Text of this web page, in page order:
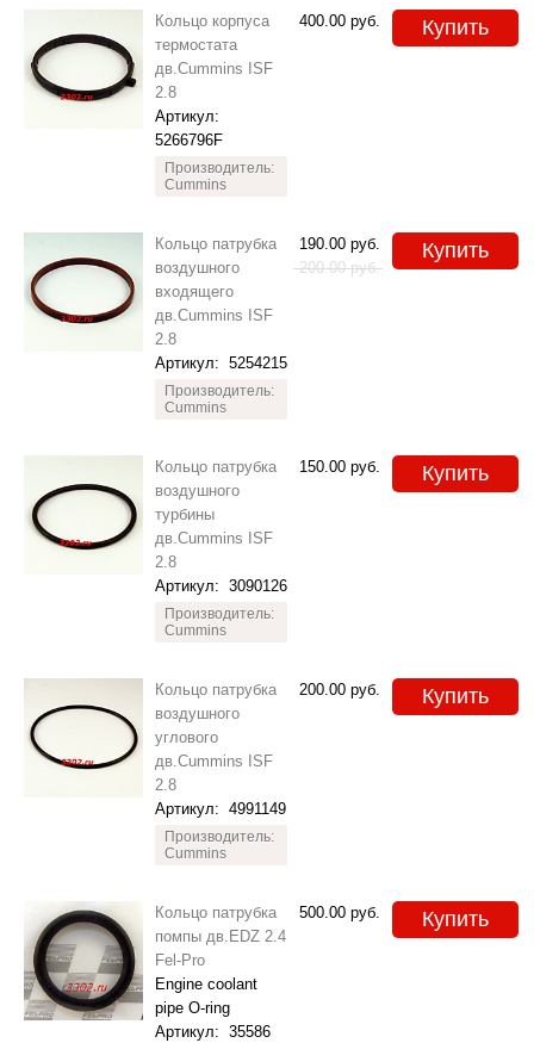
Кольцо корпуса
термостата
дв.Cummins ISF
2.8
Артикул:
5266796F
Производитель:
Cummins
400.00 руб. Купить
Кольцо патрубка
воздушного
входящего
дв.Cummins ISF
2.8
Артикул: 5254215
Производитель:
Cummins
190.00 руб.
200.00 руб.
Купить
Кольцо патрубка
воздушного
турбины
дв.Cummins ISF
2.8
Артикул: 3090126
Производитель:
Cummins
150.00 руб. Купить
Кольцо патрубка
воздушного
углового
дв.Cummins ISF
2.8
Артикул: 4991149
Производитель:
Cummins
200.00 руб. Купить
Кольцо патрубка
помпы дв.EDZ 2.4
Fel-Pro
Engine coolant
pipe O-ring
Артикул: 35586
500.00 руб. Купить